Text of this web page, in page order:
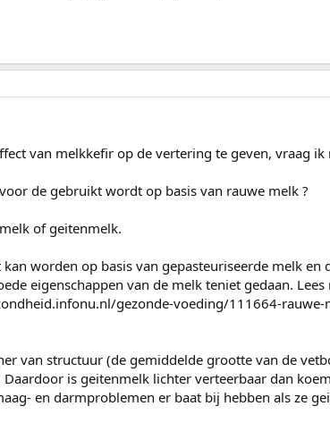
van melkkefir op de vertering te geven, vraag ik
de gebruikt wordt op basis van rauwe melk ?
of geitenmelk.
worden op basis van gepasteuriseerde melk en
eigenschappen van de melk teniet gedaan.
gezonde-voeding/111664-rauwe-
van structuur (de gemiddelde grootte van de
is geitenmelk lichter verteerbaar dan
en darmproblemen er baat bij hebben als ze